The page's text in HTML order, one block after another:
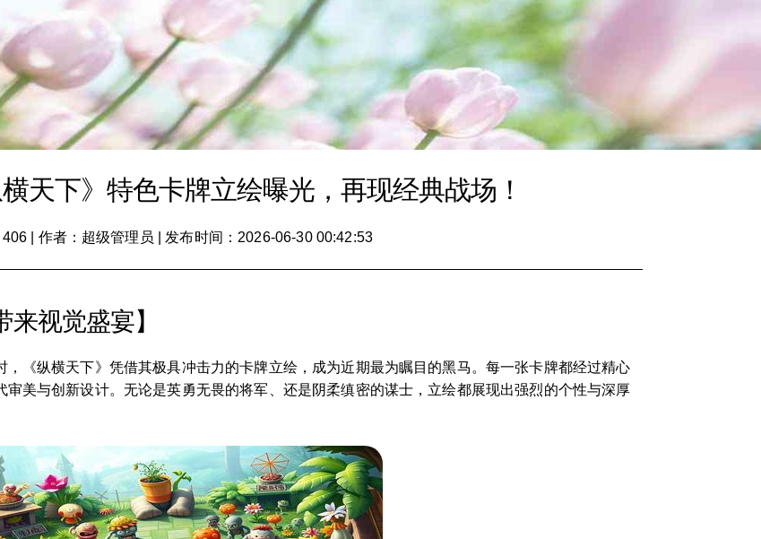
天下》特色卡牌立绘曝光，再现经典战场！
406 作者：超级管理员 发布时间：2026-06-30 00:42:53
视觉盛宴】
《纵横天下》凭借其极具冲击力的卡牌立绘，成为近期最为瞩目的黑马。每一张卡牌都经过精心
美与创新设计。无论是英勇无畏的将军、还是阴柔缜密的谋士，立绘都展现出强烈的个性与深厚